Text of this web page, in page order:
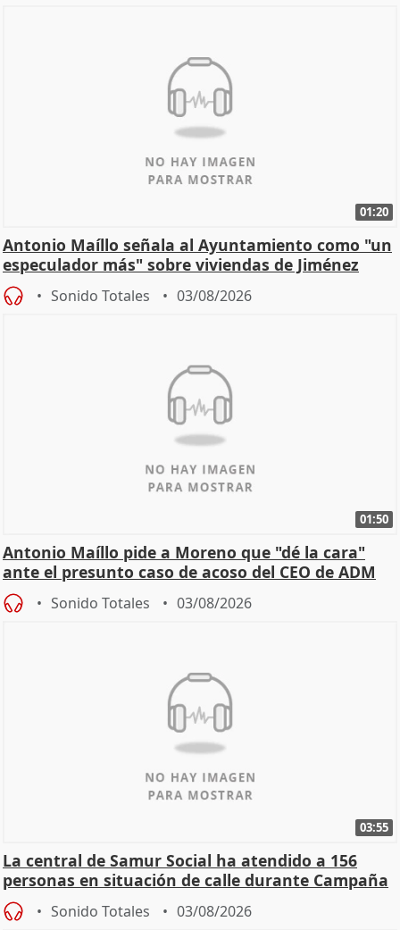
01:20
Antonio Maíllo señala al Ayuntamiento como "un
especulador más" sobre viviendas de Jiménez
Becerril
Sonido Totales 03/08/2026
01:50
Antonio Maíllo pide a Moreno que "dé la cara"
ante el presunto caso de acoso del CEO de ADM
Sonido Totales 03/08/2026
03:55
La central de Samur Social ha atendido a 156
personas en situación de calle durante Campaña
de Calor
Sonido Totales 03/08/2026